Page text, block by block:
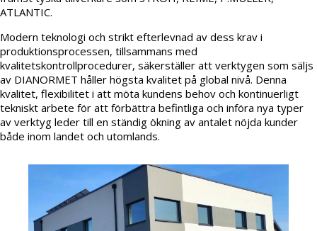
ATLANTIC.
Modern teknologi och strikt efterlevnad av dess krav i
produktionsprocessen, tillsammans med
kvalitetskontrollprocedurer, säkerställer att verktygen som säljs
av DIANORMET håller högsta kvalitet på global nivå. Denna
kvalitet, flexibilitet i att möta kundens behov och kontinuerligt
tekniskt arbete för att förbättra befintliga och införa nya typer
av verktyg leder till en ständig ökning av antalet nöjda kunder
både inom landet och utomlands.